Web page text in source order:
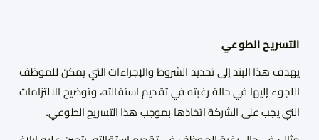
التسريح الطوعي
يهدف هذا البند إلى تحديد الشروط والإجراءات التي يمكن للموظف
اللجوء إليها في حالة رغبته في تقديم استقالته، وتوضيح الالتزامات
التي يجب على الشركة اتخاذها بموجب هذا التسريح الطوعي.